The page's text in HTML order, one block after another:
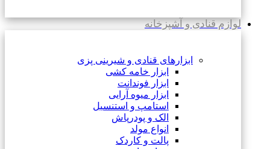
لوازم قنادی و آشپزخانه
ابزارهای قنادی و شیرینی پزی
ابزار خامه کشی
ابزار فوندانت
ابزار میوه آرایی
استامپ و استنسیل
الک و پودرپاش
انواع مولد
پالت و کاردک